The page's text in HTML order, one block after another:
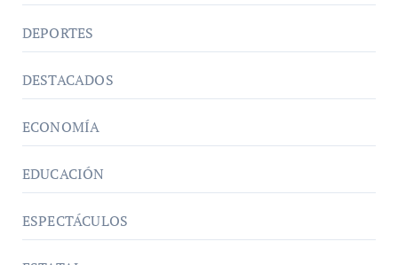
DEPORTES
DESTACADOS
ECONOMÍA
EDUCACIÓN
ESPECTÁCULOS